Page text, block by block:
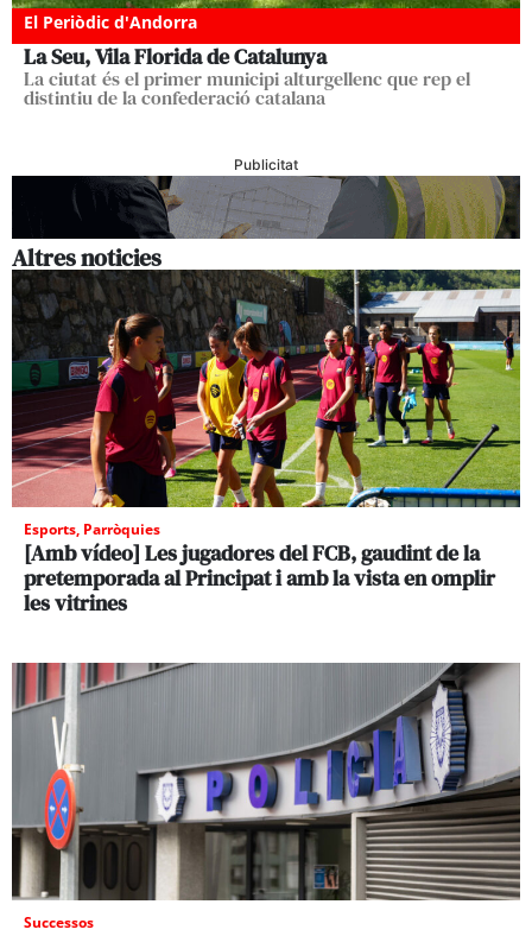
El Periòdic d'Andorra
La Seu, Vila Florida de Catalunya
La ciutat és el primer municipi alturgellenc que rep el
distintiu de la confederació catalana
Publicitat
Altres noticies
Esports, Parròquies
[Amb vídeo] Les jugadores del FCB, gaudint de la
pretemporada al Principat i amb la vista en omplir
les vitrines
Successos